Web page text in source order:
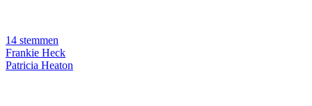
14 stemmen
Frankie Heck
Patricia Heaton